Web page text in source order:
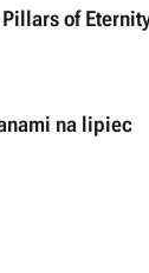
of
na lipiec